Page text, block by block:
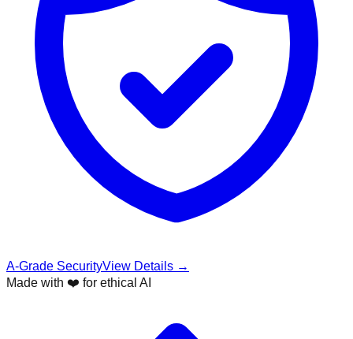
A-Grade SecurityView Details →
Made with ❤️ for ethical AI